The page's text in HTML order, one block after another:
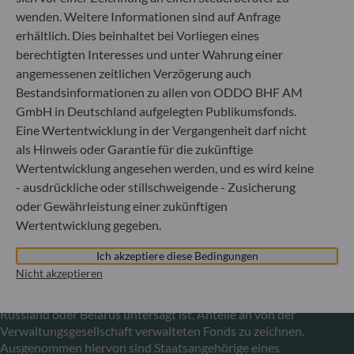
Luxemburg
+352 45 76 76 245
Von der Luxemburger Commission de Surveillance du
Secteur Financier (CSSF) zugelassene
Fondsverwaltungsgesellschaft, Handelsregisternummer: B
29891
Mitteilung zu EU-Sanktionen gegen Russland
In Übereinstimmung mit den von der Europäischen Union
im Zusammenhang mit der Ukraine-Krise verhängten
Sanktionen informieren wir Sie darüber, dass es gemäß den
Bestimmungen der Verordnungen (EU) Nr. 833/2014 und
(EU) Nr. 398/2022 allen russischen und belarussischen
Staatsangehörigen sowie allen natürlichen Personen mit
Wohnsitz in Russland oder Belarus bzw. allen juristischen
Russland oder Belarus untersagt ist, Anteile an von der
Verwaltungsgesellschaft verwalteten Fonds zu zeichnen.
Ausgenommen hiervon sind Staatsangehörige eines
wenden. Weitere Informationen sind auf Anfrage
erhältlich. Dies beinhaltet bei Vorliegen eines
berechtigten Interesses und unter Wahrung einer
angemessenen zeitlichen Verzögerung auch
Bestandsinformationen zu allen von ODDO BHF AM
GmbH in Deutschland aufgelegten Publikumsfonds.
Eine Wertentwicklung in der Vergangenheit darf nicht
als Hinweis oder Garantie für die zukünftige
Wertentwicklung angesehen werden, und es wird keine
- ausdrückliche oder stillschweigende - Zusicherung
oder Gewährleistung einer zukünftigen
Wertentwicklung gegeben.
Ich akzeptiere diese Bedingungen
Nicht akzeptieren